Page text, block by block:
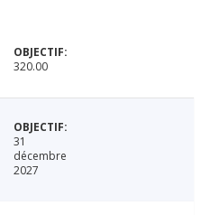
320.00
31
décembre
2027